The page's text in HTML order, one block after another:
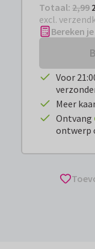
Totaal: € 2,89
Totaal: 2,99
excl.
Bereken
Voor
Meer
Ontvang
ontwerp